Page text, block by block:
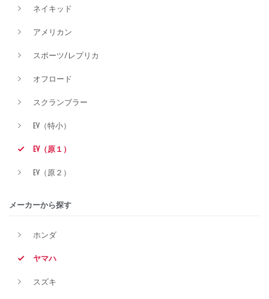
ネイキッド
アメリカン
スポーツ/レプリカ
オフロード
スクランブラー
EV（特小）
EV（原１）
EV（原２）
メーカーから探す
ホンダ
ヤマハ
スズキ